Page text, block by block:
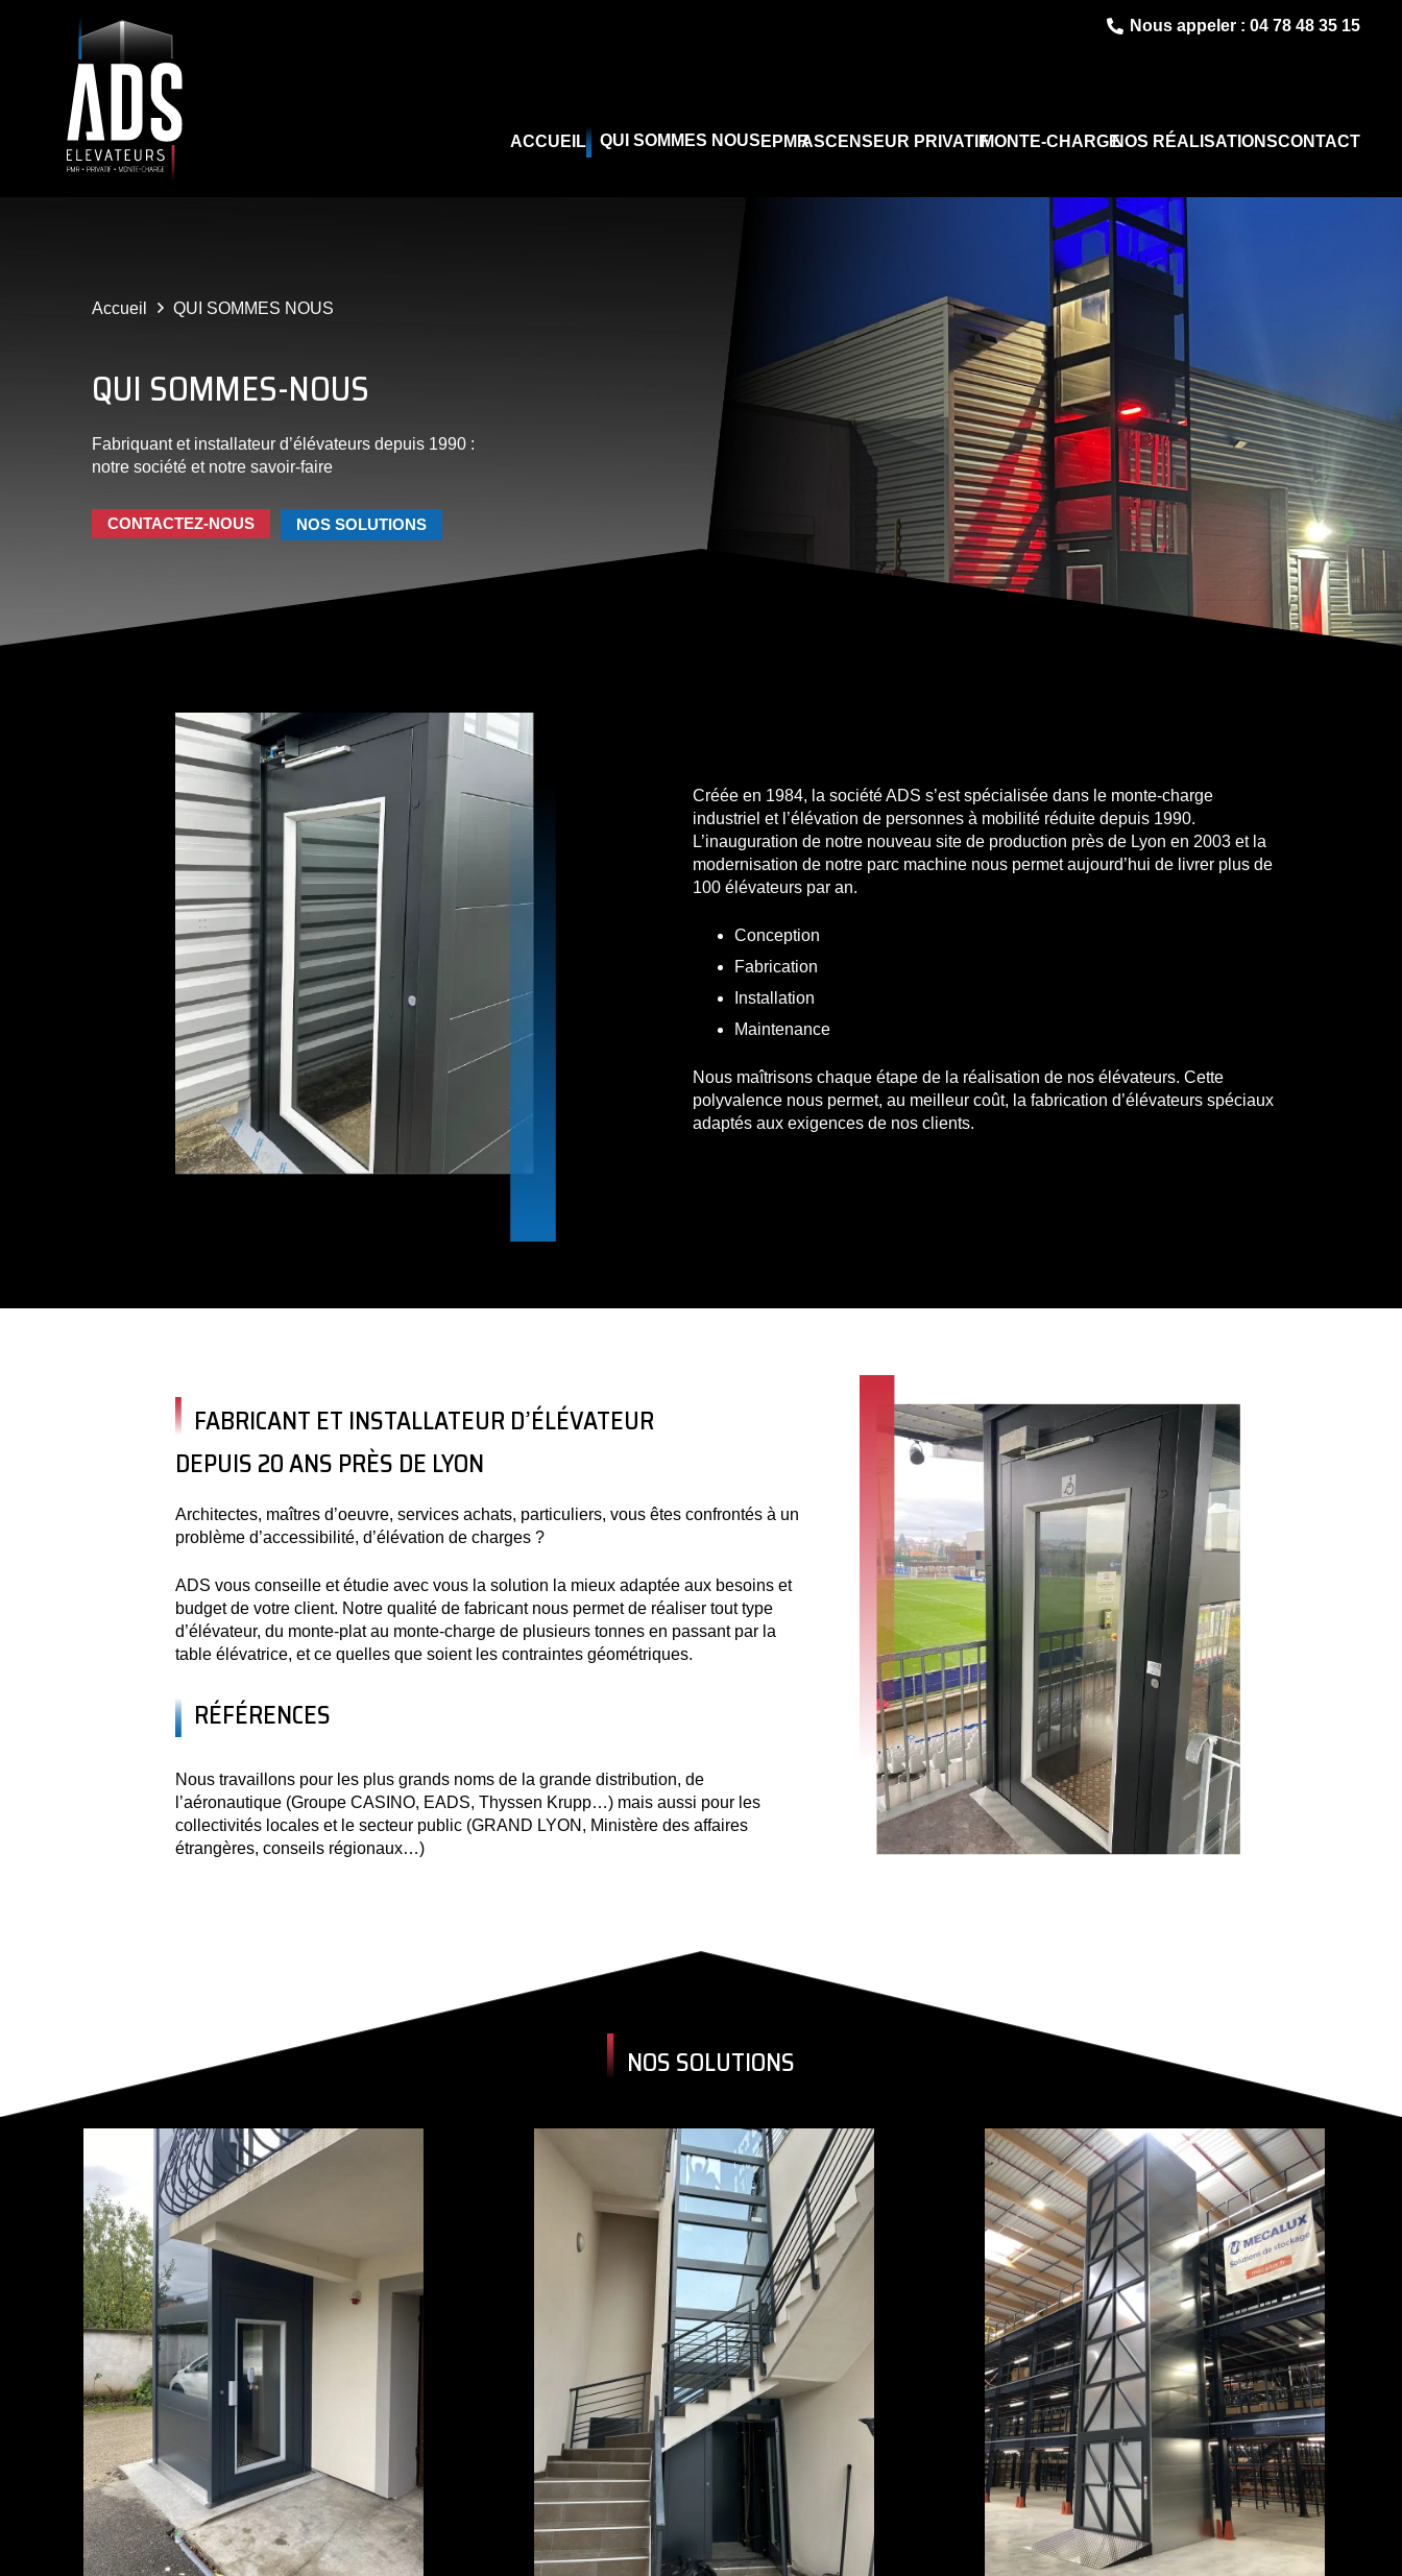
Nous appeler : 04 78 48 35 15
ACCUEIL QUI SOMMES NOUS EPMRASCENSEUR PRIVATIFMONTE-CHARGENOS RÉALISATIONSCONTACT
Accueil QUI SOMMES NOUS
QUI SOMMES-NOUS
Fabriquant et installateur d’élévateurs depuis 1990 :
notre société et notre savoir-faire
CONTACTEZ-NOUS NOS SOLUTIONS
Créée en 1984, la société ADS s’est spécialisée dans le monte-charge
industriel et l’élévation de personnes à mobilité réduite depuis 1990.
L’inauguration de notre nouveau site de production près de Lyon en 2003 et la
modernisation de notre parc machine nous permet aujourd’hui de livrer plus de
100 élévateurs par an.
Conception
Fabrication
Installation
Maintenance
Nous maîtrisons chaque étape de la réalisation de nos élévateurs. Cette
polyvalence nous permet, au meilleur coût, la fabrication d’élévateurs spéciaux
adaptés aux exigences de nos clients.
FABRICANT ET INSTALLATEUR D’ÉLÉVATEUR
DEPUIS 20 ANS PRÈS DE LYON
Architectes, maîtres d’oeuvre, services achats, particuliers, vous êtes confrontés à un
problème d’accessibilité, d’élévation de charges ?
ADS vous conseille et étudie avec vous la solution la mieux adaptée aux besoins et
budget de votre client. Notre qualité de fabricant nous permet de réaliser tout type
d’élévateur, du monte-plat au monte-charge de plusieurs tonnes en passant par la
table élévatrice, et ce quelles que soient les contraintes géométriques.
RÉFÉRENCES
Nous travaillons pour les plus grands noms de la grande distribution, de
l’aéronautique (Groupe CASINO, EADS, Thyssen Krupp…) mais aussi pour les
collectivités locales et le secteur public (GRAND LYON, Ministère des affaires
étrangères, conseils régionaux…)
NOS SOLUTIONS